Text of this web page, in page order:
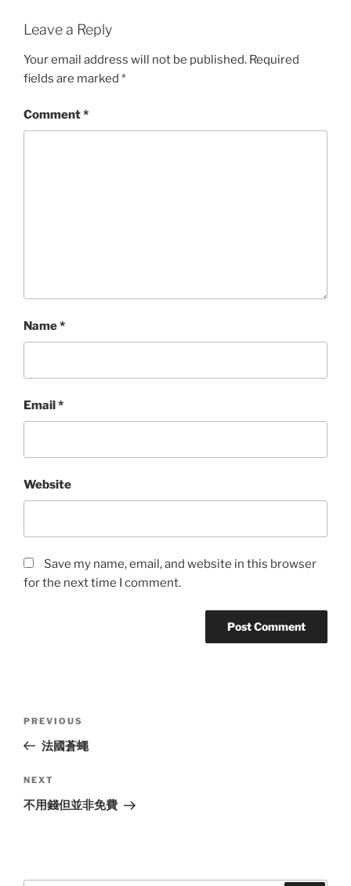
Leave a Reply
Your email address will not be published. Required
fields are marked *
Comment*
Name*
Email*
Website
Save my name, email, and website in this browser
for the next time I comment.
Previous
Post
PREVIOUS
法國蒼蠅
Next
Post
NEXT
不用錢但並非免費